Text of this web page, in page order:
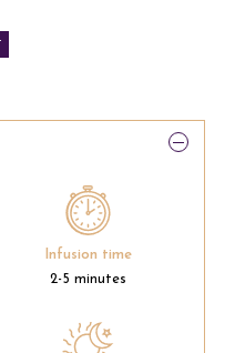
Infusion time
2-5 minutes